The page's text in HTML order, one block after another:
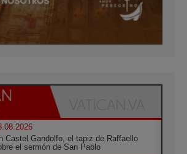
Castel Gandolfo, el tapiz de Raffaello
el sermón de San Pablo